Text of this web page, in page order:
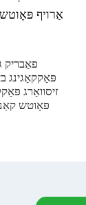
פאַבריק
פּאַקקאַגינג
זיסוואַרג
פּאָוטש